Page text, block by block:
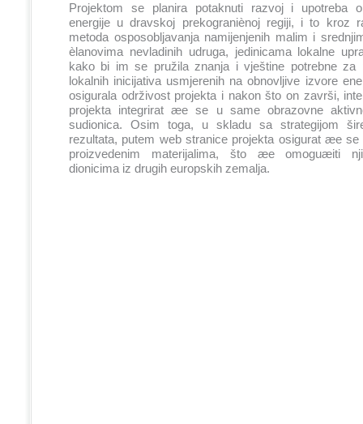
Projektom se planira potaknuti razvoj i upotreba
energije u dravskoj prekograniènoj regiji, i to kroz
metoda osposobljavanja namijenjenih malim i
èlanovima nevladinih udruga, jedinicama lokalne
kako bi im se pružila znanja i vještine potrebne za
lokalnih inicijativa usmjerenih na obnovljive izvore
osigurala održivost projekta i nakon što on završi,
projekta integrirat æe se u same obrazovne
sudionica. Osim toga, u skladu sa strategijom
rezultata, putem web stranice projekta osigurat æe se
proizvedenim materijalima, što æe omoguæiti
dionicima iz drugih europskih zemalja.